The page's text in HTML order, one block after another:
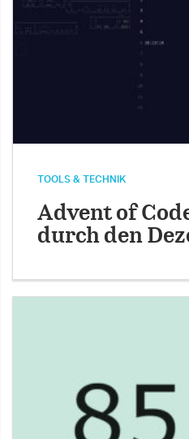
TOOLS & TECHNIK
Advent of
durch den